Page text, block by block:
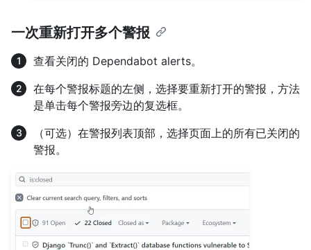
一次重新打开多个警报
查看关闭的 Dependabot alerts。
在每个警报标题的左侧，选择要重新打开的警报，方法
是单击每个警报旁边的复选框。
（可选）在警报列表顶部，选择页面上的所有已关闭的
警报。